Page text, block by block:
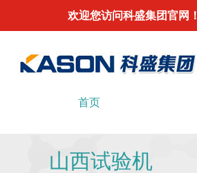
欢迎您访问科盛集团官网！
首页
山西试验机